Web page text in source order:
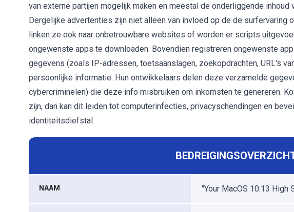
van externe partijen mogelijk maken en meestal de onderliggende
Dergelijke advertenties zijn niet alleen van invloed op de de surfervaring
linken ze ook naar onbetrouwbare websites of worden er scripts
ongewenste apps te downloaden. Bovendien registreren ongewenste
gegevens (zoals IP-adressen, toetsaanslagen, zoekopdrachten, URL's
persoonlijke informatie. Hun ontwikkelaars delen deze verzamelde
cybercriminelen) die deze info misbruiken om inkomsten te genereren.
zijn, dan kan dit leiden tot computerinfecties, privacyschendingen en
identiteitsdiefstal.
NAAM "Your MacOS 10.13